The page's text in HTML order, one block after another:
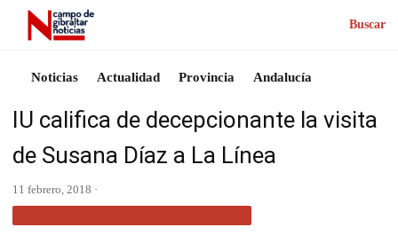
Buscar
Noticias Actualidad Provincia Andalucía
IU califica de decepcionante la visita
de Susana Díaz a La Línea
11 febrero, 2018 ·